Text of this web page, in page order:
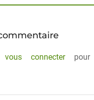
vous connecterpour